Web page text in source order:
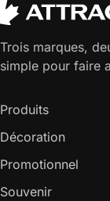
Trois marques,
simple pour faire
Produits
Décoration
Promotionnel
Souvenir